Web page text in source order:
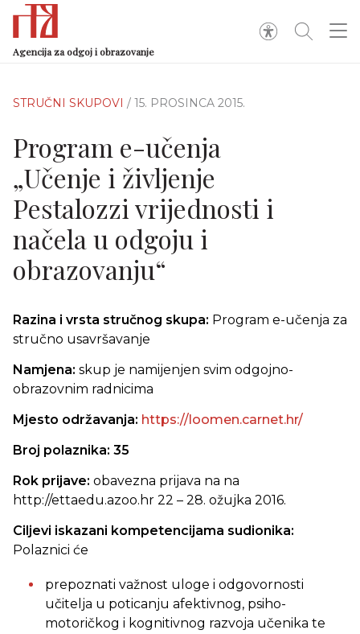
Agencija za odgoj i obrazovanje
STRUČNI SKUPOVI / 15. PROSINCA 2015.
Program e-učenja
„Učenje i življenje
Pestalozzi vrijednosti i
načela u odgoju i
obrazovanju“
Razina i vrsta stručnog skupa: Program e-učenja za
stručno usavršavanje
Namjena: skup je namijenjen svim odgojno-
obrazovnim radnicima
Mjesto održavanja: https://loomen.carnet.hr/
Broj polaznika: 35
Rok prijave: obavezna prijava na na
http://ettaedu.azoo.hr 22 – 28. ožujka 2016.
Ciljevi iskazani kompetencijama sudionika:
Polaznici će
prepoznati važnost uloge i odgovornosti
učitelja u poticanju afektivnog, psiho-
motoričkog i kognitivnog razvoja učenika te